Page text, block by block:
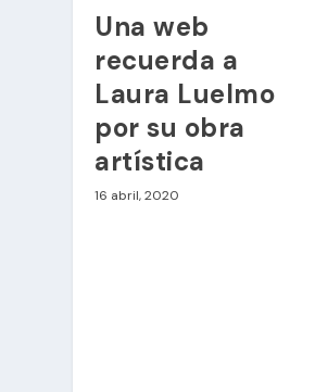
Una web
recuerda a
Laura Luelmo
por su obra
artística
16 abril, 2020